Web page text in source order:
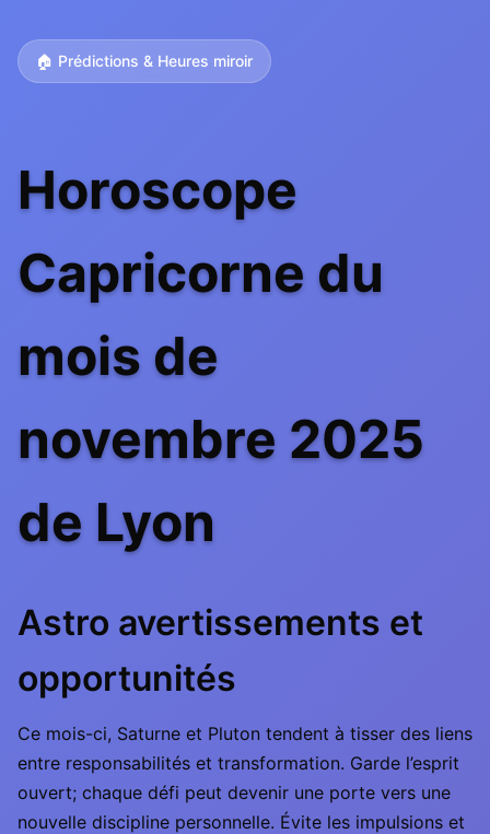
🏠 Prédictions & Heures miroir
Horoscope
Capricorne du
mois de
novembre 2025
de Lyon
Astro avertissements et
opportunités
Ce mois-ci, Saturne et Pluton tendent à tisser des liens
entre responsabilités et transformation. Garde l’esprit
ouvert; chaque défi peut devenir une porte vers une
nouvelle discipline personnelle. Évite les impulsions et